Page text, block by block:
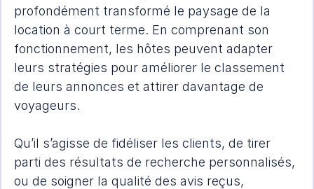
profondément transformé le paysage de la
location à court terme. En comprenant son
fonctionnement, les hôtes peuvent adapter
leurs stratégies pour améliorer le classement
de leurs annonces et attirer davantage de
voyageurs.
Qu’il s’agisse de fidéliser les clients, de tirer
parti des résultats de recherche personnalisés,
ou de soigner la qualité des avis reçus,